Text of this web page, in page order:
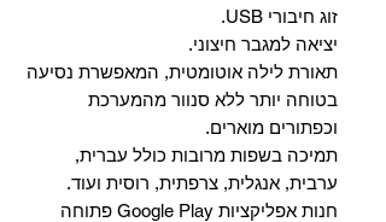
זוג חיבורי USB.
יציאה למגבר חיצוני.
תאורת לילה אוטומטית, המאפשרת נסיעה
בטוחה יותר ללא סנוור מהמערכת
וכפתורים מוארים.
תמיכה בשפות מרובות כולל עברית,
ערבית, אנגלית, צרפתית, רוסית ועוד.
‏חנות אפליקציות Google Play פתוחה